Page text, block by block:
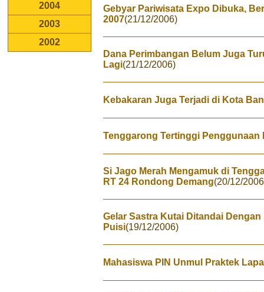
2004
2003
2002
Gebyar Pariwisata Expo Dibuka,
2007(21/12/2006)
Dana Perimbangan Belum Juga
Lagi(21/12/2006)
Kebakaran Juga Terjadi di Kota
Tenggarong Tertinggi Penggunaan
Si Jago Merah Mengamuk di
RT 24 Rondong Demang(20/12/
Gelar Sastra Kutai Ditandai
Puisi(19/12/2006)
Mahasiswa PIN Unmul Praktek